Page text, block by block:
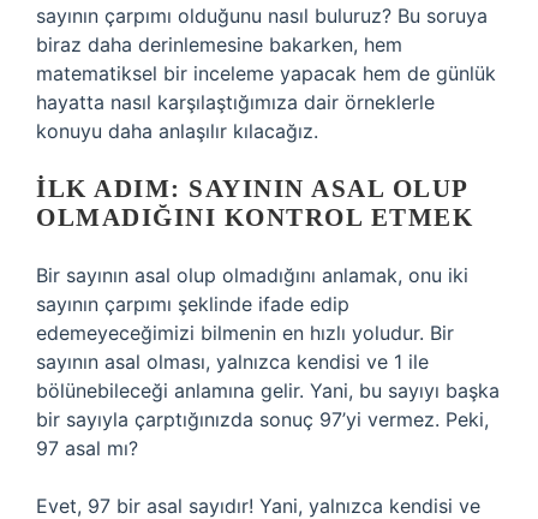
sayının çarpımı olduğunu nasıl buluruz? Bu soruya
biraz daha derinlemesine bakarken, hem
matematiksel bir inceleme yapacak hem de günlük
hayatta nasıl karşılaştığımıza dair örneklerle
konuyu daha anlaşılır kılacağız.
İLK ADIM: SAYININ ASAL OLUP
OLMADIĞINI KONTROL ETMEK
Bir sayının asal olup olmadığını anlamak, onu iki
sayının çarpımı şeklinde ifade edip
edemeyeceğimizi bilmenin en hızlı yoludur. Bir
sayının asal olması, yalnızca kendisi ve 1 ile
bölünebileceği anlamına gelir. Yani, bu sayıyı başka
bir sayıyla çarptığınızda sonuç 97’yi vermez. Peki,
97 asal mı?
Evet, 97 bir asal sayıdır! Yani, yalnızca kendisi ve